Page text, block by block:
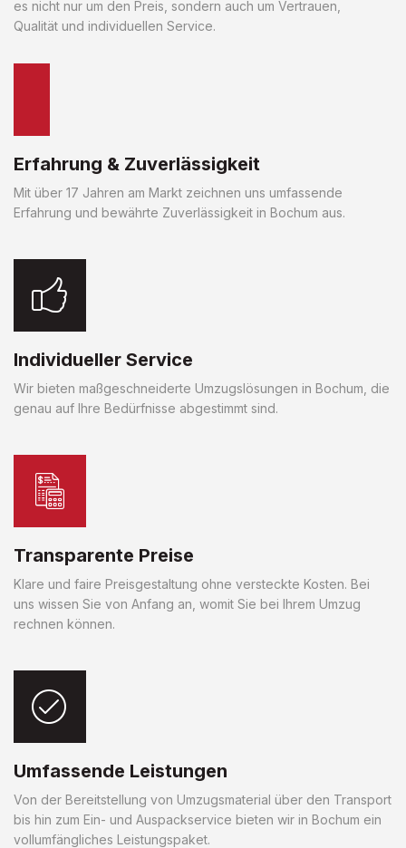
es nicht nur um den Preis, sondern auch um Vertrauen,
Qualität und individuellen Service.
Erfahrung & Zuverlässigkeit
Mit über 17 Jahren am Markt zeichnen uns umfassende
Erfahrung und bewährte Zuverlässigkeit in Bochum aus.
Individueller Service
Wir bieten maßgeschneiderte Umzugslösungen in Bochum, die
genau auf Ihre Bedürfnisse abgestimmt sind.
Transparente Preise
Klare und faire Preisgestaltung ohne versteckte Kosten. Bei
uns wissen Sie von Anfang an, womit Sie bei Ihrem Umzug
rechnen können.
Umfassende Leistungen
Von der Bereitstellung von Umzugsmaterial über den Transport
bis hin zum Ein- und Auspackservice bieten wir in Bochum ein
vollumfängliches Leistungspaket.